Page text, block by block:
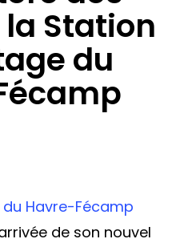
Station
du
Havre-Fécamp
de son nouvel